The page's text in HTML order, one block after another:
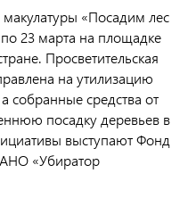
«Посадим лес
23 марта на площадке
Просветительская
на утилизацию
собранные средства от
посадку деревьев в
выступают Фонд
«Убиратор